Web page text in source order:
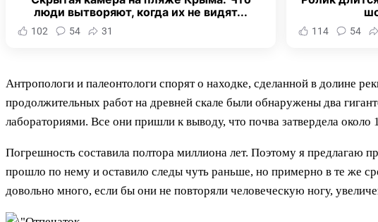
люди вытворяют, когда их не видят...
102 54 31 114 54
Антропологи и палеонтологи спорят о находке, сделанной в долине
продолжительных работ на древней скале были обнаружены два
лабораториями. Все они пришли к выводу, что почва затвердела около
Погрешность составила полтора миллиона лет. Поэтому я предлагаю
прошло по нему и оставило следы чуть раньше, но примерно в те же
довольно много, если бы они не повторяли человеческую ногу,